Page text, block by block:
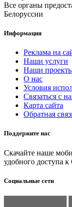
Все органы
Белоруссии
Информация
Реклама на
Наши услуги
Наши
О нас
Условия
Связаться с
Карта сайта
Обратная
Поддержите нас
Скачайте наше
удобного доступа к
Социальные сети